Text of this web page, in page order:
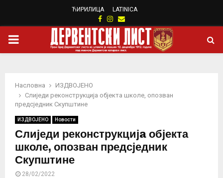
ЋИРИЛИЦА LATINICA
Facebook
Instagram
Email
PRIMARY
Насловна
ИЗДВОЈЕНО
Слиједи реконструкцијa објекта школе, опозван
предсједник Скупштине
ИЗДВОЈЕНО Новости
Слиједи реконструкцијa објекта
школе, опозван предсједник
Скупштине
28/02/2022